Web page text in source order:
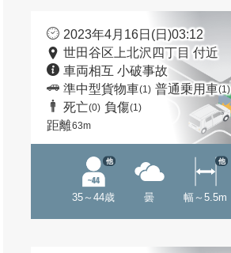
2023年4月16日(日)03:12
世田谷区上北沢四丁目 付近
車両相互 小破事故
準中型貨物車(1) 普通乗用車(1)
死亡(0) 負傷(1)
距離63m
35～44歳
他
曇 幅～5.5m
他